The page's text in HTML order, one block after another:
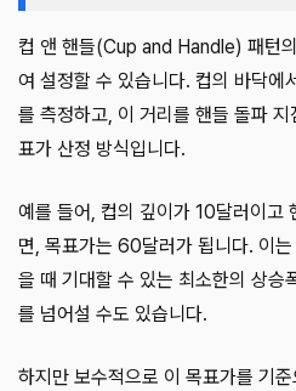
컵 앤 핸들(Cup and Handle) 패턴
여 설정할 수 있습니다. 컵의 바닥에
를 측정하고, 이 거리를 핸들 돌파
표가 산정 방식입니다.
예를 들어, 컵의 깊이가 10달러이고
면, 목표가는 60달러가 됩니다. 이
을 때 기대할 수 있는 최소한의 상승
를 넘어설 수도 있습니다.
하지만 보수적으로 이 목표가를 기